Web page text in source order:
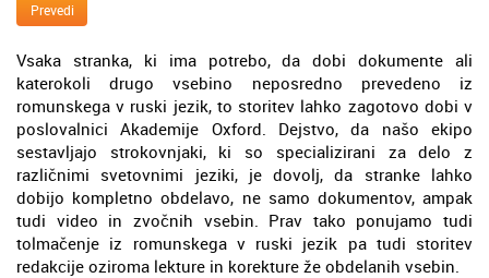
Prevedi
Vsaka stranka, ki ima potrebo, da dobi dokumente ali
katerokoli drugo vsebino neposredno prevedeno iz
romunskega v ruski jezik, to storitev lahko zagotovo dobi v
poslovalnici Akademije Oxford. Dejstvo, da našo ekipo
sestavljajo strokovnjaki, ki so specializirani za delo z
različnimi svetovnimi jeziki, je dovolj, da stranke lahko
dobijo kompletno obdelavo, ne samo dokumentov, ampak
tudi video in zvočnih vsebin. Prav tako ponujamo tudi
tolmačenje iz romunskega v ruski jezik pa tudi storitev
redakcije oziroma lekture in korekture že obdelanih vsebin.